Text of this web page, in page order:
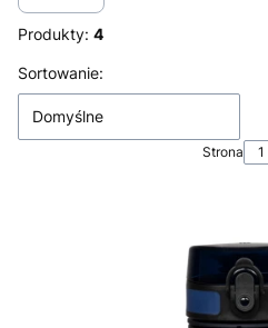
Produkty: 4
Lista produktów
Sortowanie:
Domyślne
Strona